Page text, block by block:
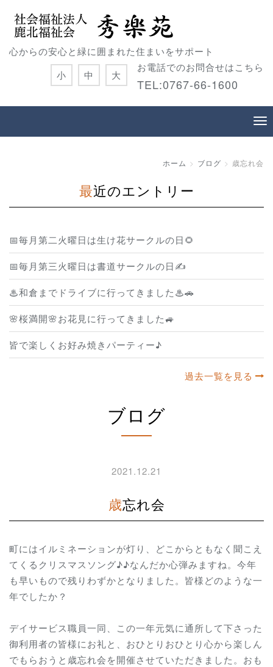
心からの安心と緑に囲まれた住まいをサポート
お電話でのお問合せはこちら
TEL:0767-66-1600
小 中 大
ホーム ブログ 歳忘れ会
最近のエントリー
📅毎月第二火曜日は生け花サークルの日🌻
📅毎月第三火曜日は書道サークルの日✍️
♨和倉までドライブに行ってきました♨🚗
🌸桜満開🌸お花見に行ってきました🚙
皆で楽しくお好み焼きパーティー♪
過去一覧を見る
ブログ
2021.12.21
歳忘れ会
町にはイルミネーションが灯り、どこからともなく聞こえ
てくるクリスマスソング♪♪なんだか心弾みますね。今年
も早いもので残りわずかとなりました。皆様どのような一
年でしたか？
デイサービス職員一同、この一年元気に通所して下さった
御利用者の皆様にお礼と、おひとりおひとり心から楽しん
でもらおうと歳忘れ会を開催させていただきました。おも